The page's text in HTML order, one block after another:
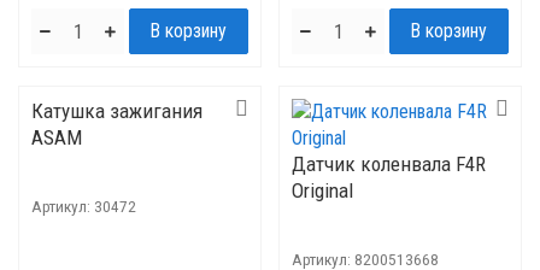
Катушка зажигания
ASAM
Артикул: 30472
Датчик коленвала F4R
Original
Артикул: 8200513668